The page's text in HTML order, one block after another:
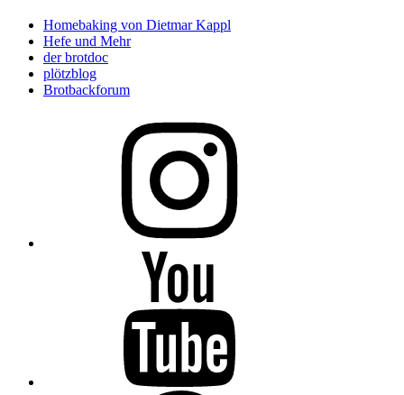
Homebaking von Dietmar Kappl
Hefe und Mehr
der brotdoc
plötzblog
Brotbackforum